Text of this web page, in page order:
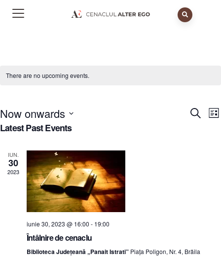
There are no upcoming events.
SearchList
Now onwards
Select
Latest Past Events
IUN.
30
2023
iunie 30, 2023 @ 16:00 - 19:00
Întâlnire de cenaclu
Biblioteca Județeană „Panait Istrati” Piața Poligon, Nr. 4, Brăila